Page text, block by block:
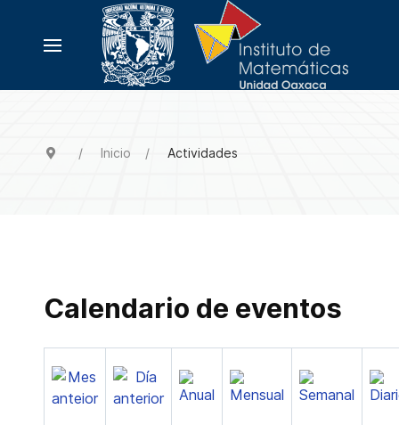
Inicio Actividades
Calendario de eventos